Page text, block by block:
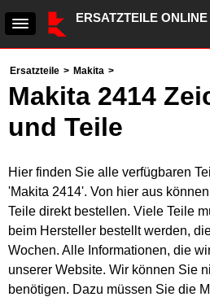
ERSATZTEILE ONLINE
Ersatzteile > Makita >
Makita 2414
und Teile
Hier finden Sie alle verfügbaren
'Makita 2414'. Von hier aus
Teile direkt bestellen. Viele Teile
beim Hersteller bestellt werden,
Wochen. Alle Informationen, die
unserer Website. Wir können Sie
benötigen. Dazu müssen Sie die